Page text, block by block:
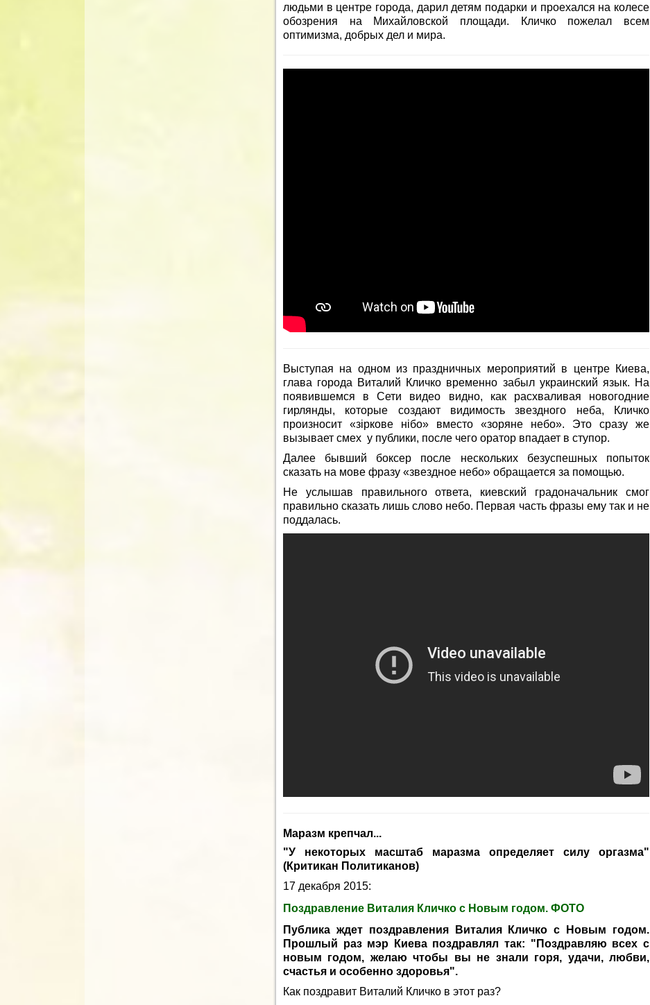
людьми в центре города, дарил детям подарки и проехался на колесе
обозрения на Михайловской площади. Кличко пожелал всем
оптимизма, добрых дел и мира.
Выступая на одном из праздничных мероприятий в центре Киева,
глава города Виталий Кличко временно забыл украинский язык. На
появившемся в Сети видео видно, как расхваливая новогодние
гирлянды, которые создают видимость звездного неба, Кличко
произносит «зіркове нібо» вместо «зоряне небо». Это сразу же
вызывает смех у публики, после чего оратор впадает в ступор.
Далее бывший боксер после нескольких безуспешных попыток
сказать на мове фразу «звездное небо» обращается за помощью.
Не услышав правильного ответа, киевский градоначальник смог
правильно сказать лишь слово небо. Первая часть фразы ему так и не
поддалась.
Маразм крепчал...
"У некоторых масштаб маразма определяет силу оргазма"
(Критикан Политиканов)
17 декабря 2015:
Поздравление Виталия Кличко с Новым годом. ФОТО
Публика ждет поздравления Виталия Кличко с Новым годом.
Прошлый раз мэр Киева поздравлял так: "Поздравляю всех с
новым годом, желаю чтобы вы не знали горя, удачи, любви,
счастья и особенно здоровья".
Как поздравит Виталий Кличко в этот раз?